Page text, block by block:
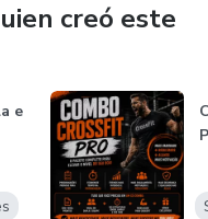
creó este
e